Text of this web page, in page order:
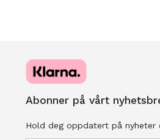
Abonner på vårt
Hold deg oppdatert på nyheter